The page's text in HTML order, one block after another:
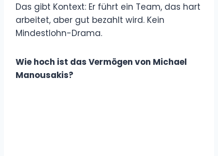
Das gibt Kontext: Er führt ein Team, das hart
arbeitet, aber gut bezahlt wird. Kein
Mindestlohn-Drama.
Wie hoch ist das Vermögen von Michael
Manousakis?